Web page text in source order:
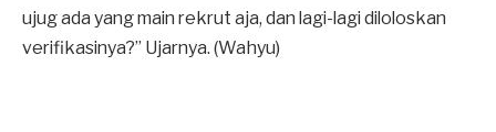
ujug ada yang main rekrut aja, dan lagi-lagi diloloskan
verifikasinya?” Ujarnya. (Wahyu)